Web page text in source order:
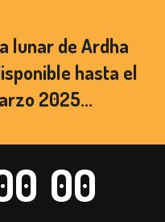
lunar de Ardha
hasta el
2025...
0 00